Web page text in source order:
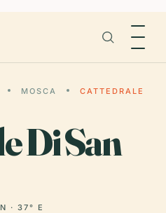
MOSCA
CATTEDRALE
Di San
· 37° E